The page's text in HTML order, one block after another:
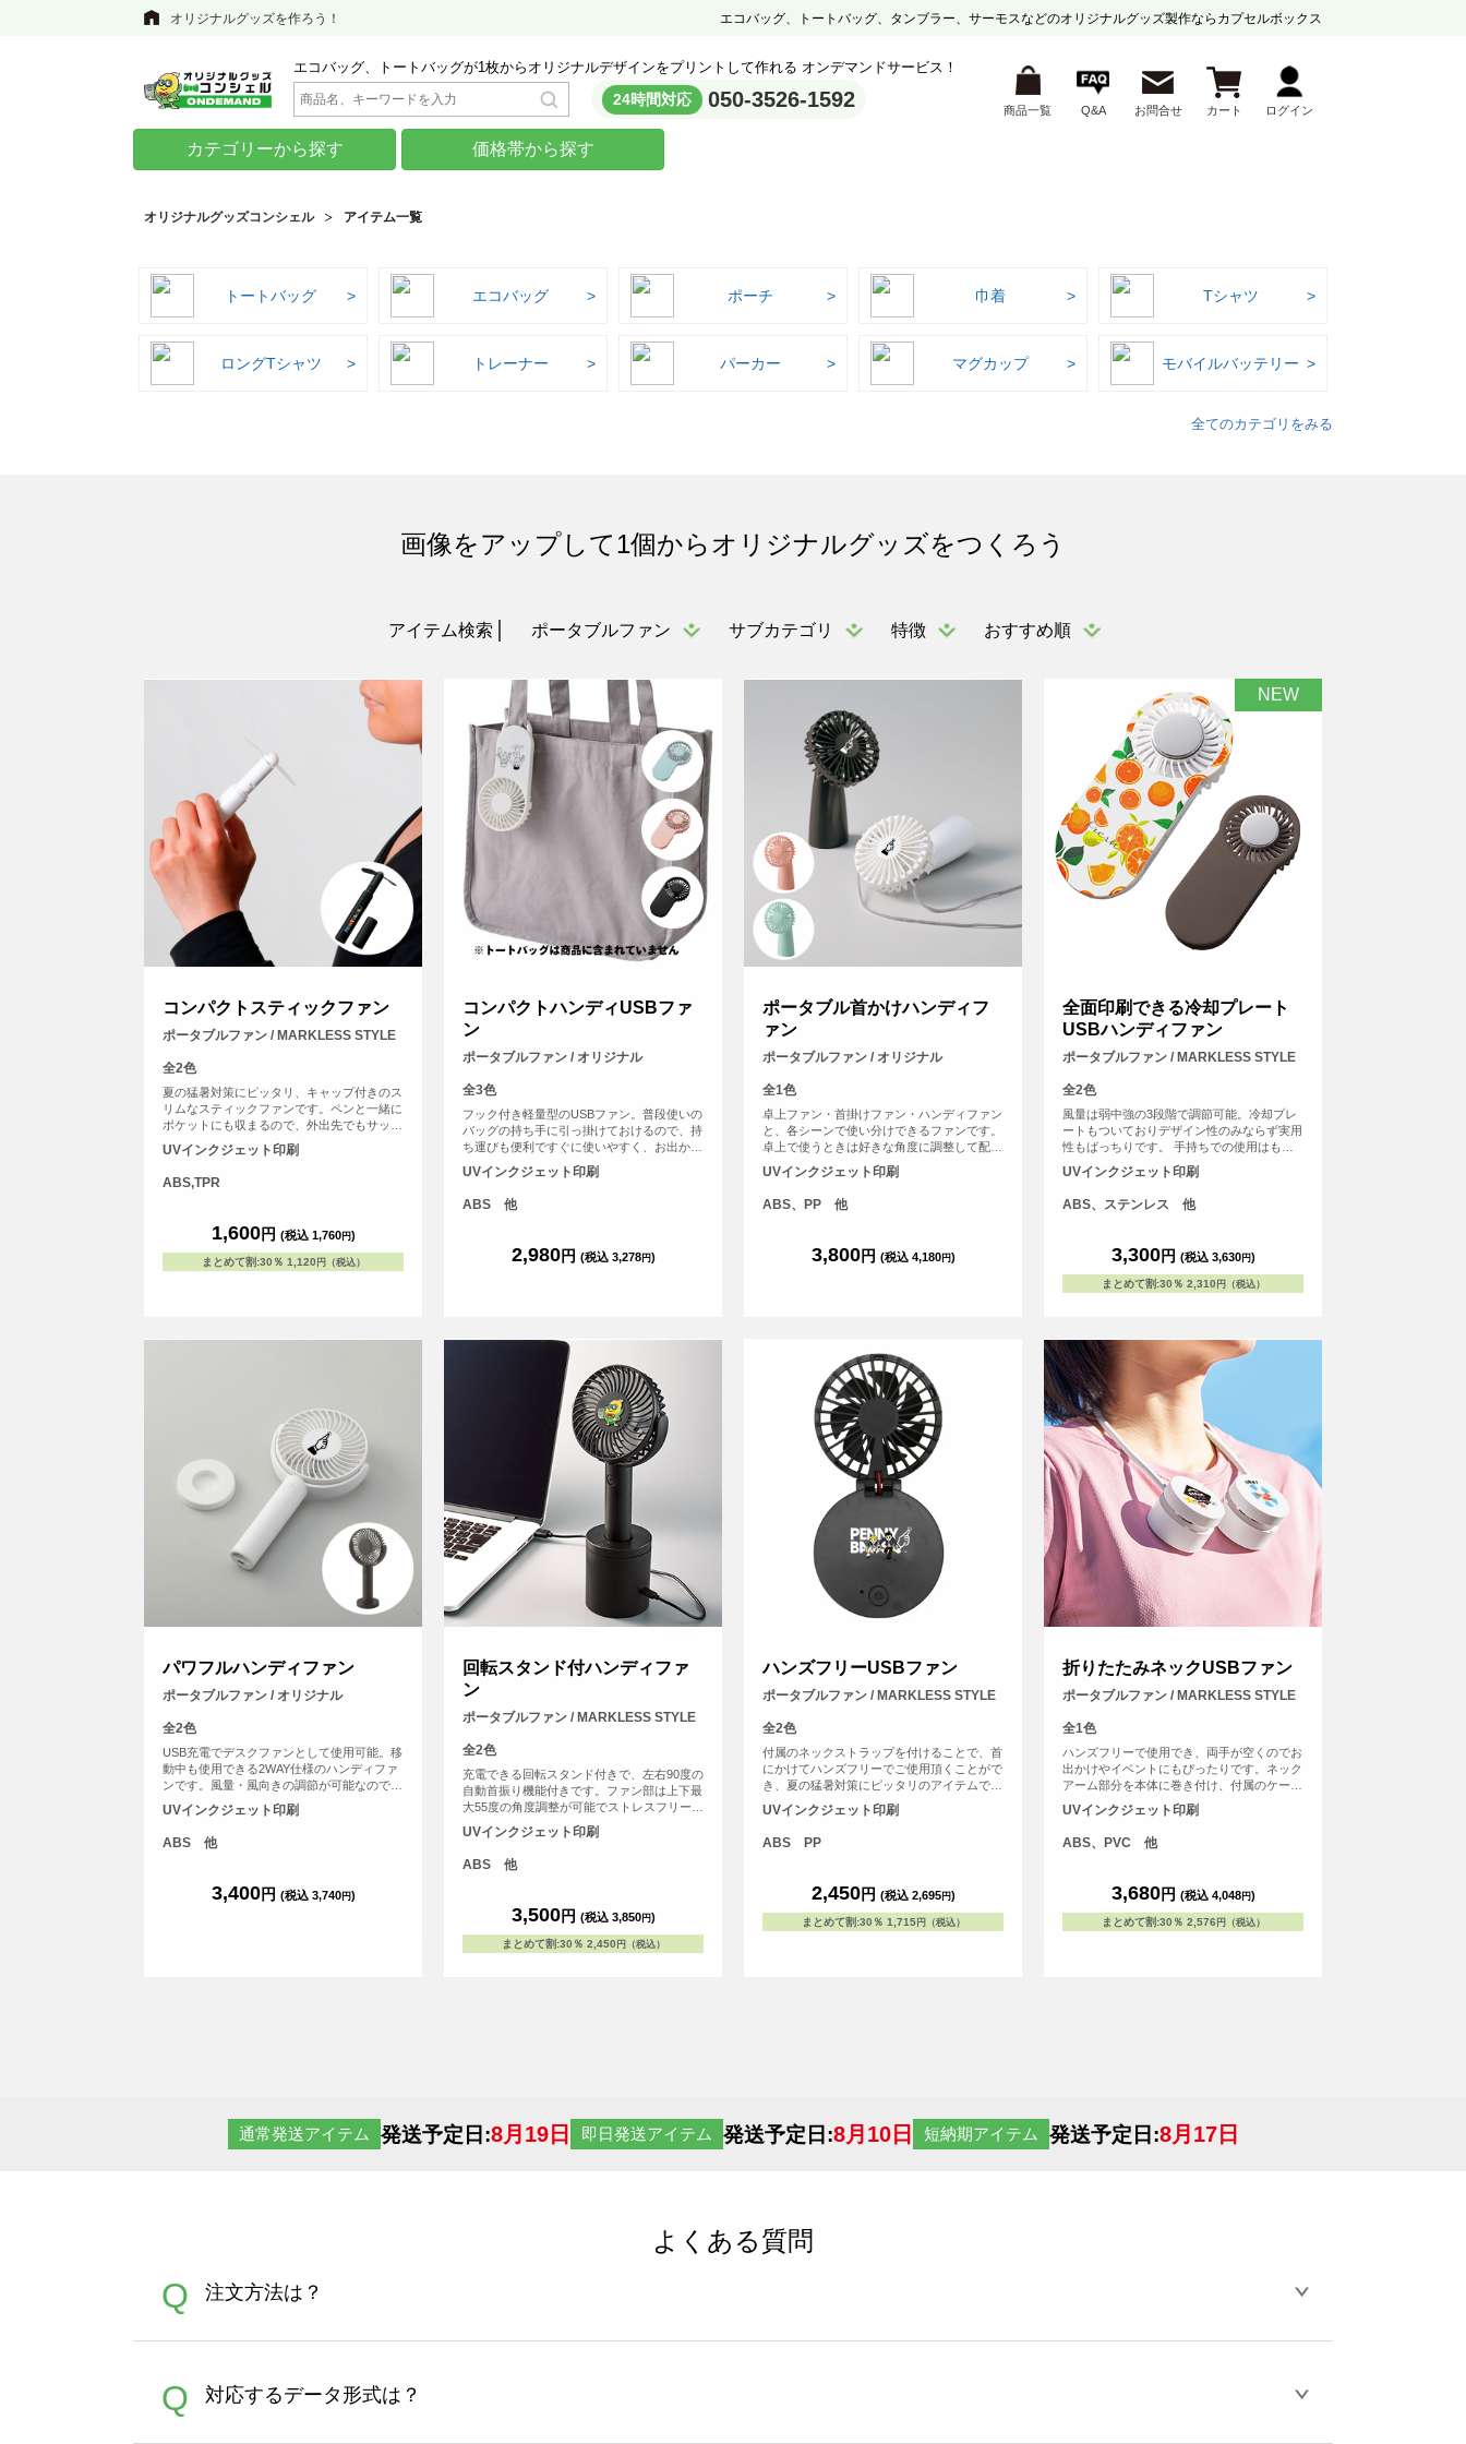
オリジナルグッズを作ろう！ エコバッグ、トートバッグ、タンブラー、サーモスなどのオリジナルグッズ製作ならカプセルボックス
エコバッグ、トートバッグが1枚からオリジナルデザインをプリントして作れる オンデマンドサービス！
24時間対応 050-3526-1592 商品一覧 Q&A お問合せ カート ログイン
カテゴリーから探す 価格帯から探す
オリジナルグッズコンシェル アイテム一覧
トートバッグ エコバッグ ポーチ 巾着 Tシャツ
ロングTシャツ トレーナー パーカー マグカップ モバイルバッテリー
全てのカテゴリをみる
画像をアップして1個からオリジナルグッズをつくろう
アイテム検索 ポータブルファン サブカテゴリ 特徴 おすすめ順
コンパクトスティックファン
ポータブルファン / MARKLESS STYLE
全2色
夏の猛暑対策にピッタリ、キャップ付きのス
リムなスティックファンです。ペンと一緒に
ポケットにも収まるので、外出先でもサッと
取り出してスマートに使うことができます。
ファンの中でも柄の部分へのオリジナルプリ
す。電池式なのでいつでもどこでも手軽に使
UVインクジェット印刷
ABS,TPR
1,600円 (税込 1,760円)
まとめて割:30％ 1,120 円（税込）
コンパクトハンディUSBファ
ン
ポータブルファン / オリジナル
全3色
フック付き軽量型のUSBファン。普段使いの
バッグの持ち手に引っ掛けておけるので、持
ち運びも便利ですぐに使いやすく、お出かけ
時に重宝します。室内ではフックを横にして
スタンドファンとしても活躍！ カバー部分
へオリジナルプリントが可能な為、広めのフ
ルカラープリントやよりオリジナリティあふ
UVインクジェット印刷
ABS 他
2,980円 (税込 3,278円)
ポータブル首かけハンディフ
ァン
ポータブルファン / オリジナル
全1色
卓上ファン・首掛けファン・ハンディファン
と、各シーンで使い分けできるファンです。
卓上で使うときは好きな角度に調整して配置
するとGOOD！快適な涼しさをお届けしま
す。扇風機部分中央の丸い部分へオリジナル
デザインをプリント頂けます。
UVインクジェット印刷
ABS、PP 他
3,800円 (税込 4,180円)
NEW
全面印刷できる冷却プレート
USBハンディファン
ポータブルファン / MARKLESS STYLE
全2色
風量は弱中強の3段階で調節可能。冷却プレ
ートもついておりデザイン性のみならず実用
性もばっちりです。 手持ちでの使用はもち
ろん、背面に可動式スタンド付きなので卓上
でもOK!またネックストラップもついている
ため、首から下げてもお使いいただけます。
<br> ※USB-Type-Cケーブル、ストラップ付
UVインクジェット印刷
ABS、ステンレス 他
3,300円 (税込 3,630円)
まとめて割:30％ 2,310 円（税込）
パワフルハンディファン
ポータブルファン / オリジナル
全2色
USB充電でデスクファンとして使用可能。移
動中も使用できる2WAY仕様のハンディファ
ンです。風量・風向きの調節が可能なので、
状況に応じてお好みの風量・風向きでお使い
いただくことができます。また、電源ボタン
には誤作動防止機能が付いており、通勤鞄の
中で勝手に起動し充電切れになってしまっ
UVインクジェット印刷
ABS 他
3,400円 (税込 3,740円)
回転スタンド付ハンディファ
ン
ポータブルファン / MARKLESS STYLE
全2色
充電できる回転スタンド付きで、左右90度の
自動首振り機能付きです。ファン部は上下最
大55度の角度調整が可能でストレスフリーで
す。3段階の風量調節が可能で、自分好みに
調節が可能です。USB充電で最長4時間連続
使用が可能です。（風量「中」の場合）ハン
ディファン本体とスタンドそれぞれに名入れ
UVインクジェット印刷
ABS 他
3,500円 (税込 3,850円)
まとめて割:30％ 2,450 円（税込）
ハンズフリーUSBファン
ポータブルファン / MARKLESS STYLE
全2色
付属のネックストラップを付けることで、首
にかけてハンズフリーでご使用頂くことがで
き、夏の猛暑対策にピッタリのアイテムで
す。 また、デスクファンとしてもお使い頂
ける２WAY仕様となっております。
UVインクジェット印刷
ABS PP
2,450円 (税込 2,695円)
まとめて割:30％ 1,715円（税込）
折りたたみネックUSBファン
ポータブルファン / MARKLESS STYLE
全1色
ハンズフリーで使用でき、両手が空くのでお
出かけやイベントにもぴったりです。ネック
アーム部分を本体に巻き付け、付属のケース
に収納ができるためいつでもコンパクトに持
ち運ぶことができます。ファンの風量は弱・
中・強の3段階から、シーンに合わせて調整
が可能です。ファン本体・ケースともにフル
グッズとしても！
UVインクジェット印刷
ABS、PVC 他
3,680円 (税込 4,048円)
まとめて割:30％ 2,576 円（税込）
通常発送アイテム 発送予定日:8月19日 即日発送アイテム 発送予定日:8月10日 短納期アイテム 発送予定日:8月17日
よくある質問
Q 注文方法は？
A
す。 30枚以上やシルク印刷など、大口注文の場合は、サポートが担当する
さい。製作する数量が多ければ多いほど、オンデマンドサービスよりも低価格で製作することが可能です。
Q 対応するデータ形式は？